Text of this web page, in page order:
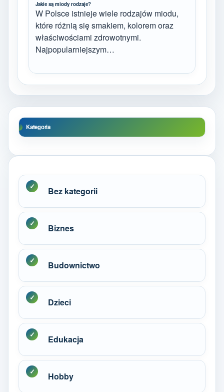
Jakie są miody rodzaje?
W Polsce istnieje wiele rodzajów miodu,
które różnią się smakiem, kolorem oraz
właściwościami zdrowotnymi.
Najpopularniejszym…
Kategoria
Bez kategorii
Biznes
Budownictwo
Dzieci
Edukacja
Hobby